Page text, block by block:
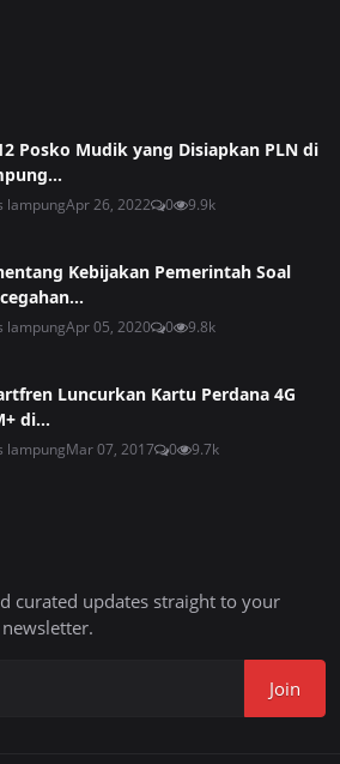
Posko Mudik yang Disiapkan PLN di
lampungApr 26, 2022 0 9.9k
Kebijakan Pemerintah Soal
lampungApr 05, 2020 0 9.8k
Luncurkan Kartu Perdana 4G
di...
lampungMar 07, 2017 0 9.7k
curated updates straight to your
Join